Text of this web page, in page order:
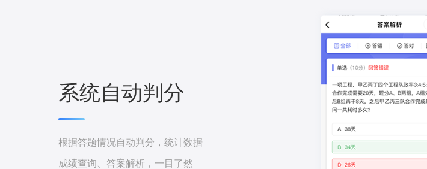
系统自动判分
根据答题情况自动判分，统计数据
成绩查询、答案解析，一目了然